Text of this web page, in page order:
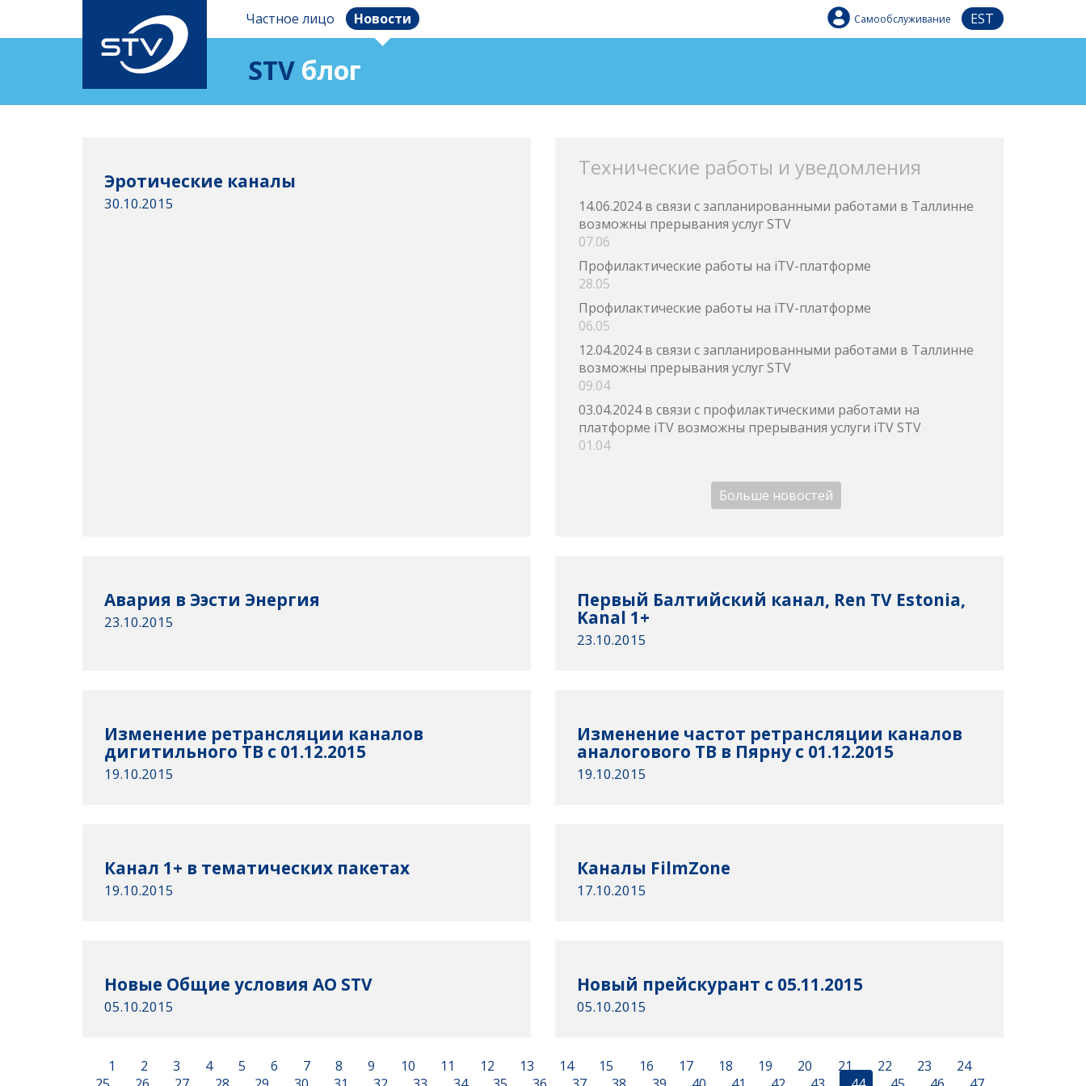
Частное лицо Новости Самообслуживание EST
STV блог
Эротические каналы
30.10.2015
Технические работы и уведомления
14.06.2024 в связи с запланированными работами в Таллинне
возможны прерывания услуг STV
07.06
Профилактические работы на iTV-платформе
28.05
Профилактические работы на iTV-платформе
06.05
12.04.2024 в связи с запланированными работами в Таллинне
возможны прерывания услуг STV
09.04
03.04.2024 в связи с профилактическими работами на
платформе iTV возможны прерывания услуги iTV STV
01.04
Больше новостей
Авария в Ээсти Энергия
23.10.2015
Первый Балтийский канал, Ren TV Estonia,
Kanal 1+
23.10.2015
Изменение ретрансляции каналов
дигитильного ТВ с 01.12.2015
19.10.2015
Изменение частот ретрансляции каналов
аналогового ТВ в Пярну с 01.12.2015
19.10.2015
Канал 1+ в тематических пакетах
19.10.2015
Каналы FilmZone
17.10.2015
Новые Общие условия АО STV
05.10.2015
Новый прейскурант с 05.11.2015
05.10.2015
1 2 3 4 5 6 7 8 9 10 11 12 13 14 15 16 17 18 19 20 21 22 23
24